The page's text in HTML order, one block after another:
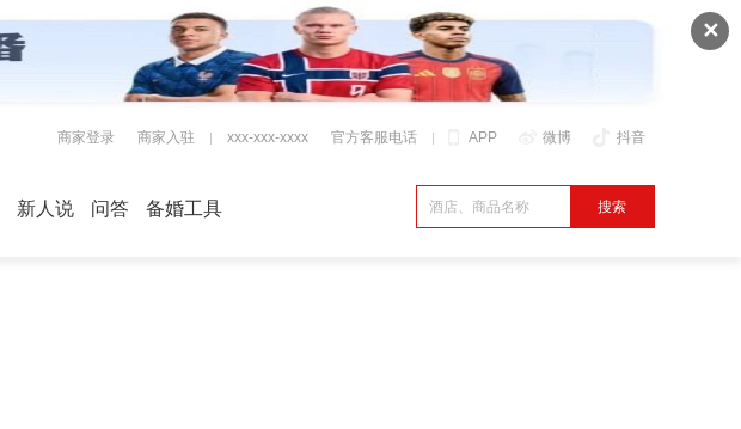
✕
APP 微博 抖音
商家登录 商家入驻 xxx-xxx-xxxx 官方客服电话
新人说 问答 备婚工具